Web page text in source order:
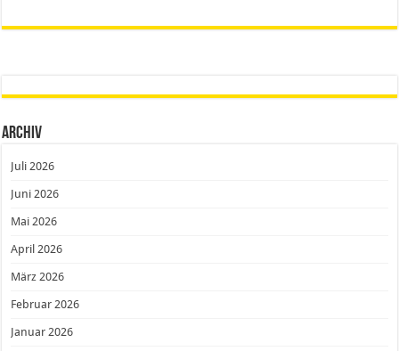
Archiv
Juli 2026
Juni 2026
Mai 2026
April 2026
März 2026
Februar 2026
Januar 2026